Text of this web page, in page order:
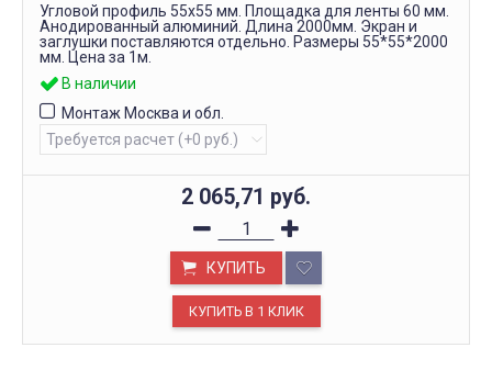
Угловой профиль 55x55 мм. Площадка для ленты 60 мм.
Анодированный алюминий. Длина 2000мм. Экран и
заглушки поставляются отдельно. Размеры 55*55*2000
мм. Цена за 1м.
В наличии
Монтаж Москва и обл.
2 065,71 руб.
КУПИТЬ